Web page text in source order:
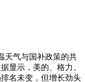
天气与国补政策的共
显示，美的、格力、
名未变，但增长劲头